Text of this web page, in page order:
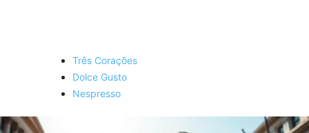
Três Corações
Dolce Gusto
Nespresso